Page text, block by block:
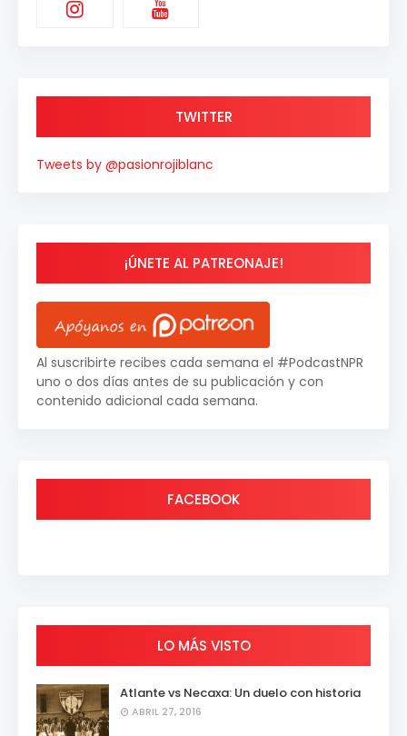
TWITTER
Tweets by @pasionrojiblanc
¡ÚNETE AL PATREONAJE!
Al suscribirte recibes cada semana el #PodcastNPR
uno o dos días antes de su publicación y con
contenido adicional cada semana.
FACEBOOK
LO MÁS VISTO
Atlante vs Necaxa: Un duelo con historia
ABRIL 27, 2016